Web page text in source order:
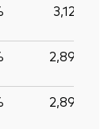
3,12%
2,89%
2,89%